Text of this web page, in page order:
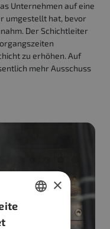
Unternehmen auf eine
umgestellt hat, bevor
Der Schichtleiter
zu erhöhen. Auf
mehr Ausschuss
×